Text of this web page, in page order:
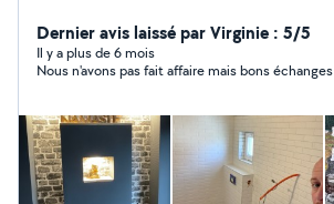
Cordialement
Dernier avis laissé par Virginie : 5/5
Il y a plus de 6 mois
Nous n'avons pas fait affaire mais bons échanges